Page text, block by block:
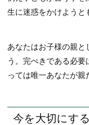
生に迷惑をかけようと
あなたはお子様の親と
う。完ぺきである必
っては唯一あなたが親
今を大切にする